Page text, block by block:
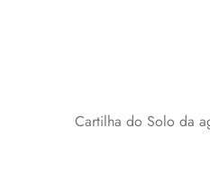
Cartilha do Solo da